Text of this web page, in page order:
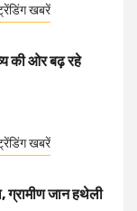
खबरें
की ओर बढ़ रहे
खबरें
जान हथेली